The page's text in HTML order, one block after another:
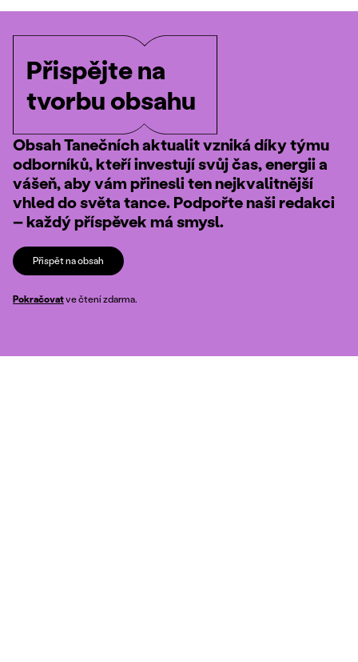
Přispějte na
tvorbu obsahu
Obsah Tanečních aktualit vzniká díky týmu
odborníků, kteří investují svůj čas, energii a
vášeň, aby vám přinesli ten nejkvalitnější
vhled do světa tance. Podpořte naši redakci
– každý příspěvek má smysl.
Přispět na obsah
Pokračovatve čtení zdarma.